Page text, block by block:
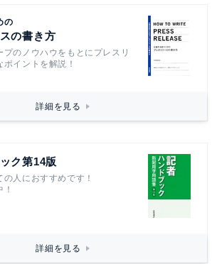
の
の書き方
プのノウハウをもとにプレスリ
ポイントを解説！
詳細を見る
ク第14版
人におすすめです！
詳細を見る